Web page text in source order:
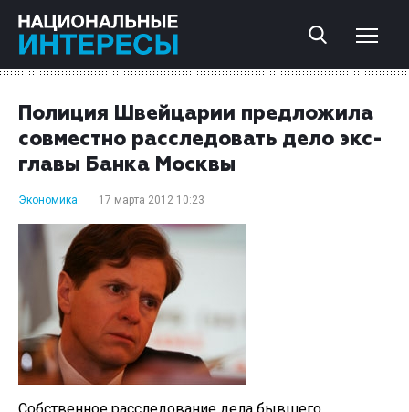
Полиция Швейцарии предложила
совместно расследовать дело экс-
главы Банка Москвы
Экономика 17 марта 2012 10:23